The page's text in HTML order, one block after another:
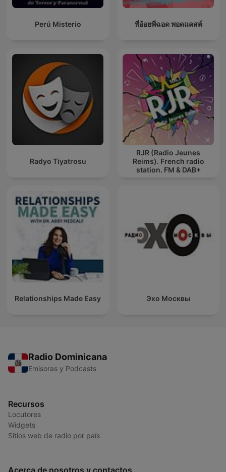
Perú Misterio พี่อ้อยพี่ฉอด พอดแคสต์
Radyo Tiyatrosu
RJR (Radio Jeunes
Reims). French radio
station. FM & DAB+
Relationships Made Easy Эхо Москвы
Radio Dominicana
Emisoras y Podcasts
Recursos
Locutores
Widgets
Sitios web de radio por país